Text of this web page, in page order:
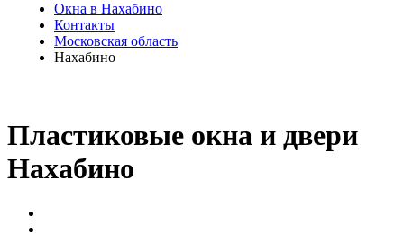
Окна в Нахабино
Контакты
Московская область
Нахабино
Пластиковые окна и двери
Нахабино